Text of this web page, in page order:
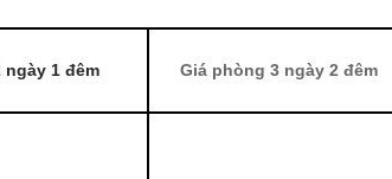
1 đêm Giá phòng 3 ngày 2 đêm